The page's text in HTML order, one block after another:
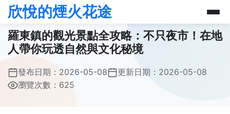
欣悅的煙火花途
羅東鎮的觀光景點全攻略：不只夜市！在地
人帶你玩透自然與文化秘境
發布日期： 2026-05-08 更新日期： 2026-05-08
瀏覽次數：625